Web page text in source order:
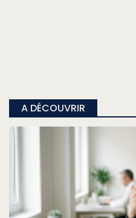
A DÉCOUVRIR